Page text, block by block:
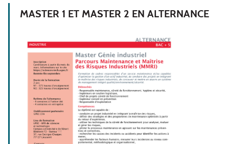
MASTER 1 ET MASTER 2 EN ALTERNANCE